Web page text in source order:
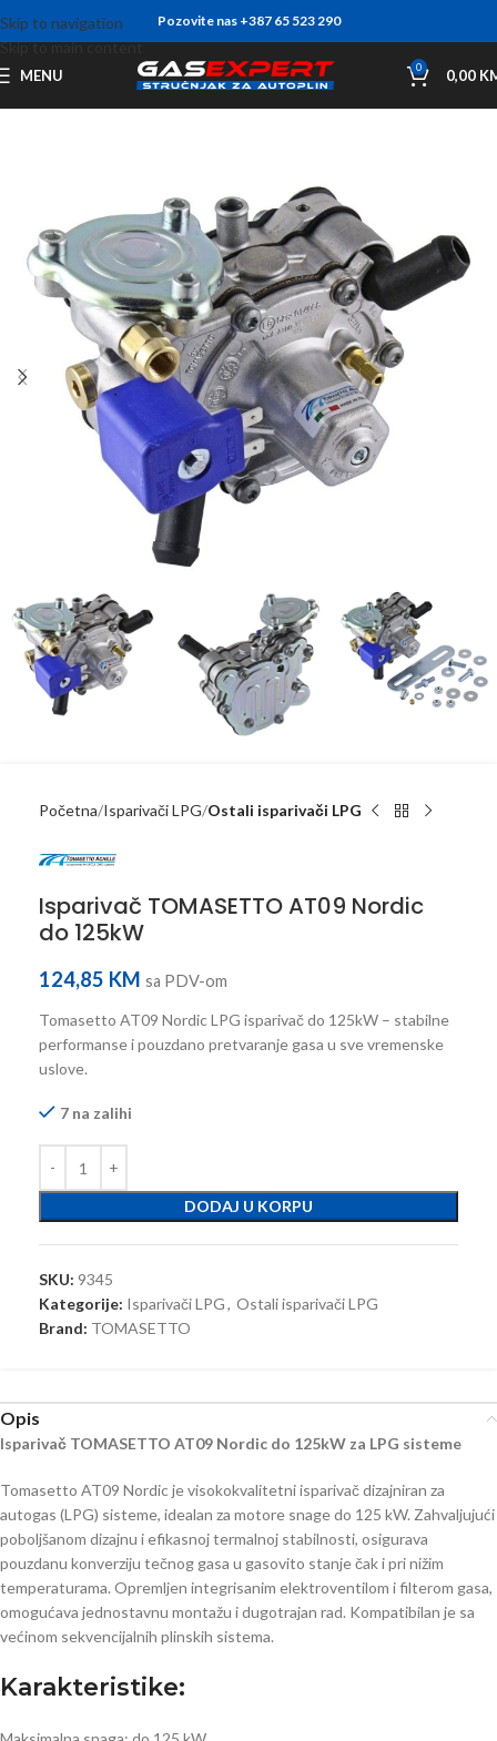
Skip to navigation
Skip to main content
Pozovite nas +387 65 523 290
MENU 0 0,00
Početna Isparivači LPG Ostali isparivači LPG
Isparivač TOMASETTO AT09 Nordic
do 125kW
124,85 KM sa PDV-om
Tomasetto AT09 Nordic LPG isparivač do 125kW – stabilne
performanse i pouzdano pretvaranje gasa u sve vremenske
uslove.
7 na zalihi
DODAJ U KORPU
SKU: 9345
Kategorije: Isparivači LPG, Ostali isparivači LPG
Brand: TOMASETTO
Opis
Isparivač TOMASETTO AT09 Nordic do 125kW za LPG sisteme
Tomasetto AT09 Nordic je visokokvalitetni isparivač dizajniran za
autogas (LPG) sisteme, idealan za motore snage do 125 kW. Zahvaljujući
poboljšanom dizajnu i efikasnoj termalnoj stabilnosti, osigurava
pouzdanu konverziju tečnog gasa u gasovito stanje čak i pri nižim
temperaturama. Opremljen integrisanim elektroventilom i filterom gasa,
omogućava jednostavnu montažu i dugotrajan rad. Kompatibilan je sa
većinom sekvencijalnih plinskih sistema.
Karakteristike: